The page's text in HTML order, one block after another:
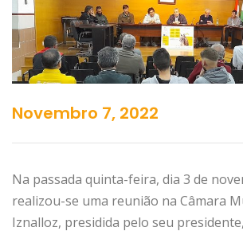
Novembro 7, 2022
Na passada quinta-feira, dia 3 de
realizou-se uma reunião na Câmara
Iznalloz, presidida pelo seu